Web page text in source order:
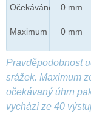
Očekáváno
Maximum
0 mm
0 mm
Pravděpodobnost
srážek. Maximum
očekávaný úhrn
vychází ze 40